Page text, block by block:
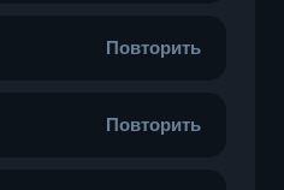
Повторить
Повторить